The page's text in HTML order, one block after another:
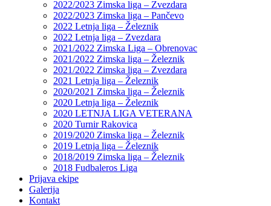
2022/2023 Zimska liga – Zvezdara
2022/2023 Zimska liga – Pančevo
2022 Letnja liga – Železnik
2022 Letnja liga – Zvezdara
2021/2022 Zimska Liga – Obrenovac
2021/2022 Zimska liga – Železnik
2021/2022 Zimska liga – Zvezdara
2021 Letnja liga – Železnik
2020/2021 Zimska liga – Železnik
2020 Letnja liga – Železnik
2020 LETNJA LIGA VETERANA
2020 Turnir Rakovica
2019/2020 Zimska liga – Železnik
2019 Letnja liga – Železnik
2018/2019 Zimska liga – Železnik
2018 Fudbaleros Liga
Prijava ekipe
Galerija
Kontakt